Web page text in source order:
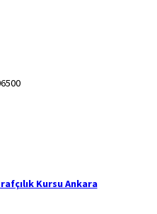
Kursu Ankara